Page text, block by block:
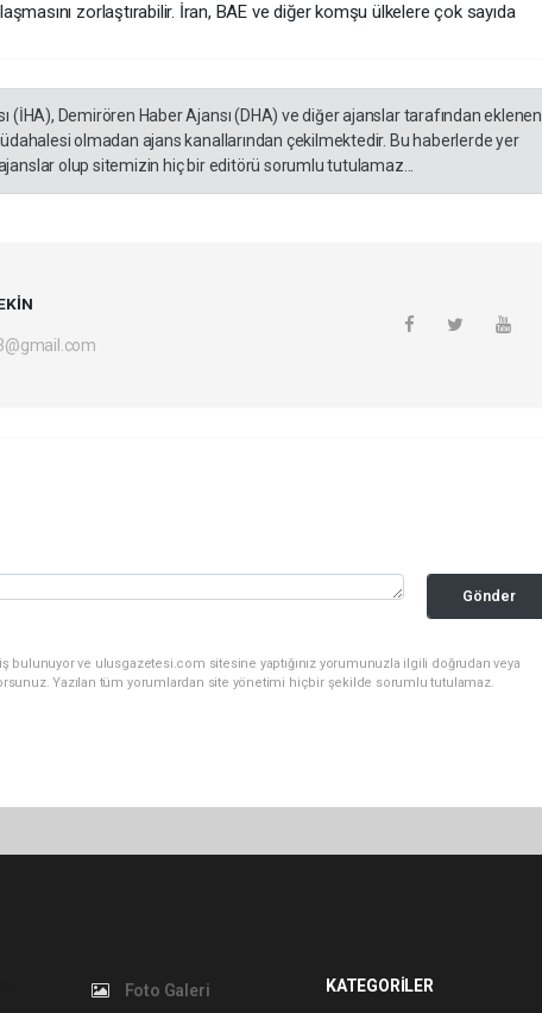
zorlaştırabilir. İran, BAE ve diğer komşu ülkelere çok sayıda
(İHA), Demirören Haber Ajansı (DHA) ve diğer ajanslar tarafından eklenen
olmadan ajans kanallarından çekilmektedir. Bu haberlerde yer
olup sitemizin hiç bir editörü sorumlu tutulamaz...
Gönder
bulunuyor ve ulusgazetesi.com sitesine yaptığınız yorumunuzla ilgili doğrudan veya
Yazılan tüm yorumlardan site yönetimi hiçbir şekilde sorumlu tutulamaz.
Foto Galeri KATEGORİLER